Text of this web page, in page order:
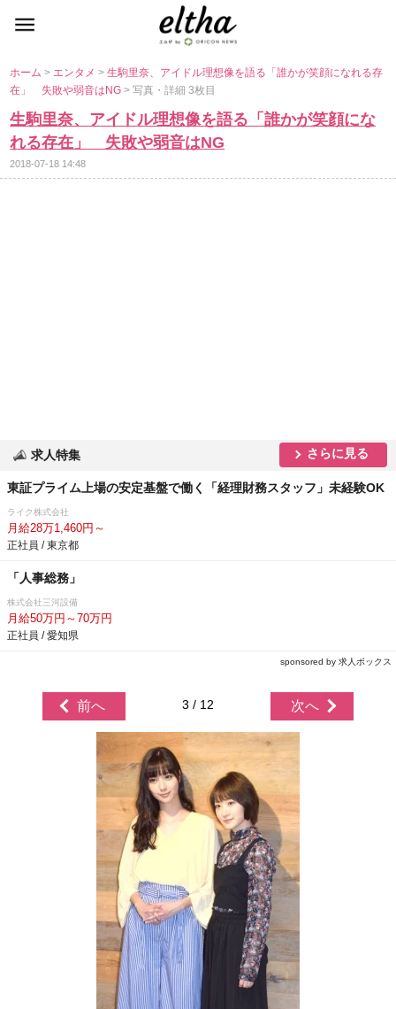
ホーム> エンタメ>生駒里奈、アイドル理想像を語る「誰かが笑顔になれる存
在」 失敗や弱音はNG> 写真・詳細 3枚目
生駒里奈、アイドル理想像を語る「誰かが笑顔にな
れる存在」 失敗や弱音はNG
2018-07-18 14:48
求人特集 さらに見る
東証プライム上場の安定基盤で働く「経理財務スタッフ」未経験OK
ライク株式会社
月給28万1,460円～
正社員 / 東京都
「人事総務」
株式会社三河設備
月給50万円～70万円
正社員 / 愛知県
sponsored by 求人ボックス
前へ 3 / 12 次へ